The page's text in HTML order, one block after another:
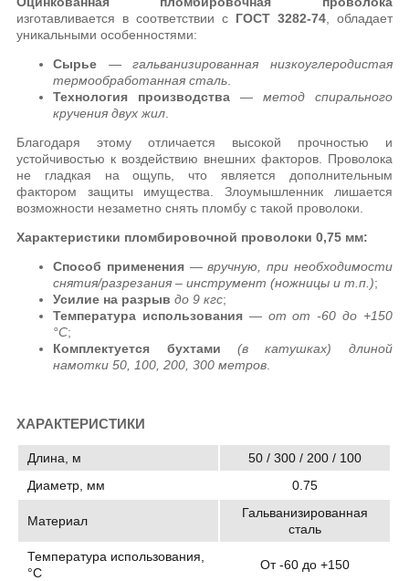
изготавливается в соответствии с ГОСТ 3282-74, обладает
уникальными особенностями:
Сырье —гальванизированная низкоуглеродистая
термообработанная сталь
Технология производства — метод спирального
кручения двух жил
Благодаря этому отличается высокой прочностью и
устойчивостью к воздействию внешних факторов. Проволока
не гладкая на ощупь, что является дополнительным
фактором защиты имущества. Злоумышленник лишается
возможности незаметно снять пломбу с такой проволоки.
Характеристики пломбировочной проволоки 0,75 мм:
Способ применения—вручную, при необходимости
снятия/разрезания – инструмент (ножницы и т.п.);
Усилие на разрыв до 9 кгс;
Температура использования — от от -60 до +150
°C;
Комплектуется бухтами
(в катушках) длиной
намотки 50, 100, 200, 300 метров
ХАРАКТЕРИСТИКИ
Длина, м
50 / 300 / 200 / 100
Диаметр, мм
0.75
Материал
Гальванизированная
сталь
Температура использования,
°C
От -60 до +150